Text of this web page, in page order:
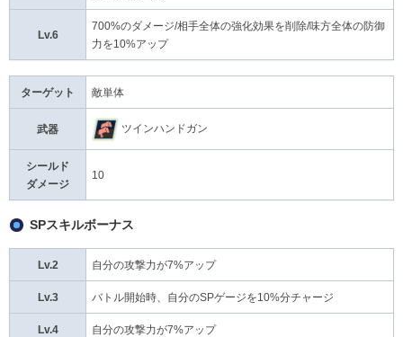
Lv.6
700%のダメージ/相手全体の強化効果を削除/味方全体の防御
力を10%アップ
ターゲット 敵単体
武器 ツインハンドガン
シールド
ダメージ
10
SPスキルボーナス
Lv.2 自分の攻撃力が7%アップ
Lv.3 バトル開始時、自分のSPゲージを10%分チャージ
Lv.4 自分の攻撃力が7%アップ